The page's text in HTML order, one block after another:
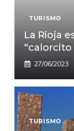
TURISMO
La Rioja
“calorcito
27/06/2023
TURISMO